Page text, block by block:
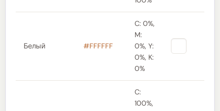
Белый #FFFFFF
C: 0%,
M:
0%, Y:
0%, K:
0%
C:
100%,